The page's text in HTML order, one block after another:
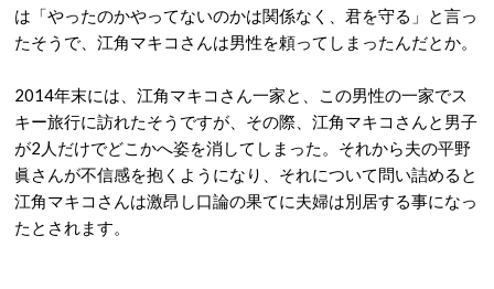
は「やったのかやってないのかは関係なく、君を守る」と言っ
たそうで、江角マキコさんは男性を頼ってしまったんだとか。
2014年末には、江角マキコさん一家と、この男性の一家でス
キー旅行に訪れたそうですが、その際、江角マキコさんと男子
が2人だけでどこかへ姿を消してしまった。それから夫の平野
眞さんが不信感を抱くようになり、それについて問い詰めると
江角マキコさんは激昂し口論の果てに夫婦は別居する事になっ
たとされます。